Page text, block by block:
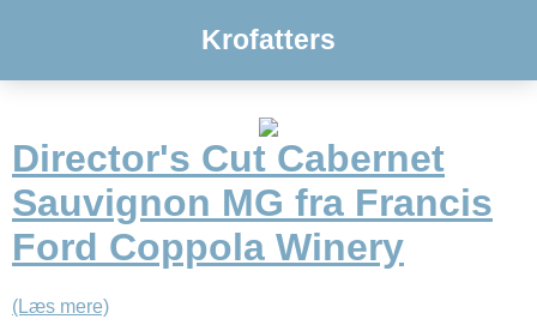
Krofatters
Director's Cut Cabernet
Sauvignon MG fra Francis
Ford Coppola Winery
(Læs mere)